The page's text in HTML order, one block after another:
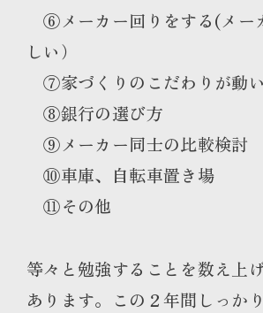
⑥メーカー回りをする(メー
しい）
⑦家づくりのこだわりが動
⑧銀行の選び方
⑨メーカー同士の比較検討
⑩車庫、自転車置き場
⑪その他
等々と勉強することを数え上
あります。この２年間しっか